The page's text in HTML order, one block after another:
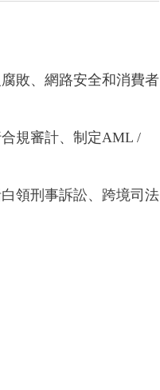
敗、網路安全和消費者
規審計、制定AML /
領刑事訴訟、跨境司法